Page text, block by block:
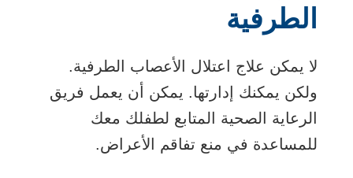
الطرفية
لا يمكن علاج اعتلال الأعصاب الطرفية.
ولكن يمكنك إدارتها. يمكن أن يعمل فريق
الرعاية الصحية المتابع لطفلك معك
للمساعدة في منع تفاقم الأعراض.